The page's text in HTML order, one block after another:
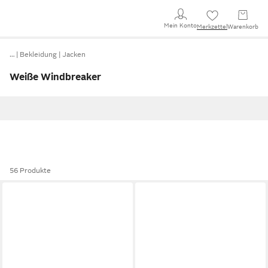
Mein KontoMerkzettel Warenkorb
… Bekleidung Jacken
Weiße Windbreaker
56 Produkte